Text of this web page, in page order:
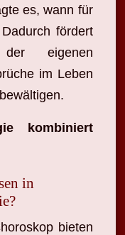
es, wann für
fördert
eigenen
im Leben
kombiniert
in
bieten